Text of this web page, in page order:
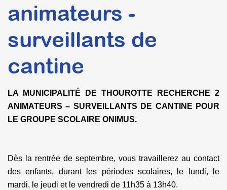
animateurs -
surveillants de
cantine
LA MUNICIPALITÉ DE THOUROTTE RECHERCHE 2
ANIMATEURS – SURVEILLANTS DE CANTINE POUR
LE GROUPE SCOLAIRE ONIMUS.
Dès la rentrée de septembre, vous travaillerez au contact
des enfants, durant les périodes scolaires, le lundi, le
mardi, le jeudi et le vendredi de 11h35 à 13h40.